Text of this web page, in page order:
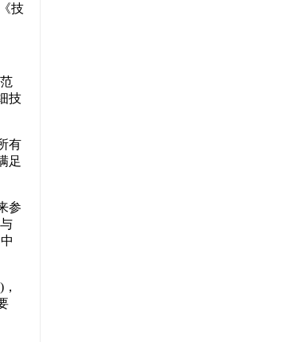
技
技
有
足
参